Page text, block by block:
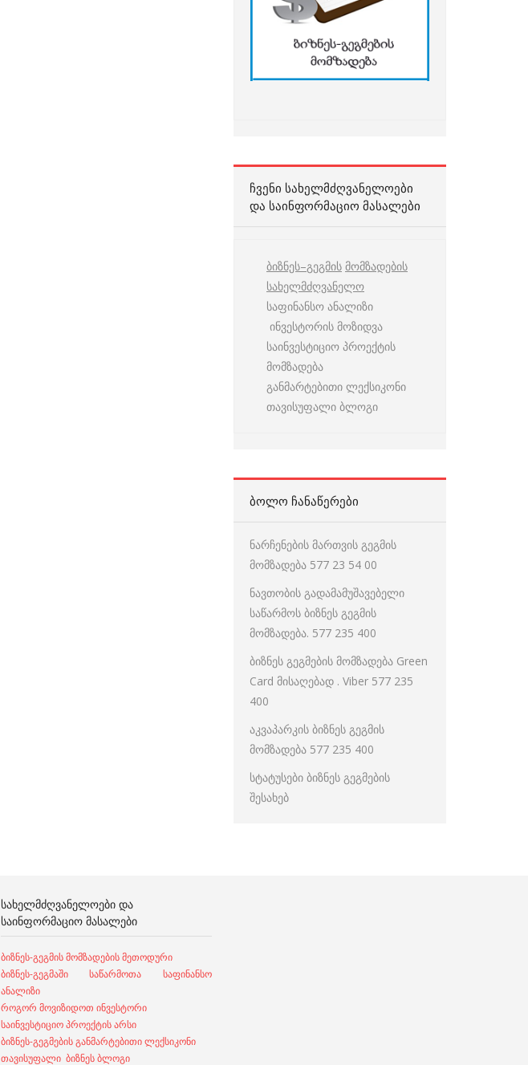
ᲩᲕᲔᲜᲘ ᲡᲐᲮᲔᲚᲛᲫᲦᲕᲐᲜᲔᲚᲝᲔᲑᲘ
ᲓᲐ ᲡᲐᲘᲜᲤᲝᲠᲛᲐᲪᲘᲝ ᲛᲐᲡᲐᲚᲔᲑᲘ
ბიზნეს–გეგმის მომზადების
სახელმძღვანელო
საფინანსო ანალიზი
ინვესტორის მოზიდვა
საინვესტიციო პროექტის
მომზადება
განმარტებითი ლექსიკონი
თავისუფალი ბლოგი
ᲑᲝᲚᲝ ᲩᲐᲜᲐᲬᲔᲠᲔᲑᲘ
ნარჩენების მართვის გეგმის
მომზადება 577 23 54 00
ნავთობის გადამამუშავებელი
საწარმოს ბიზნეს გეგმის
მომზადება. 577 235 400
ბიზნეს გეგმების მომზადება Green
Card მისაღებად . Viber 577 235
400
აკვაპარკის ბიზნეს გეგმის
მომზადება 577 235 400
სტატუსები ბიზნეს გეგმების
შესახებ
ᲡᲐᲮᲔᲚᲛᲫᲦᲕᲐᲜᲔᲚᲝᲔᲑᲘ ᲓᲐ
ᲡᲐᲘᲜᲤᲝᲠᲛᲐᲪᲘᲝ ᲛᲐᲡᲐᲚᲔᲑᲘ
ბიზნეს-გეგმის მომზადების მეთოდური
ბიზნეს-გეგმაში საწარმოთა საფინანსო
ანალიზი
როგორ მოვიზიდოთ ინვესტორი
საინვესტიციო პროექტის არსი
ბიზნეს-გეგმების განმარტებითი ლექსიკონი
თავისუფალი ბიზნეს ბლოგი